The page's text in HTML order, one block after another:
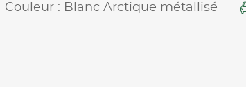
Couleur : Blanc Arctique métallisé